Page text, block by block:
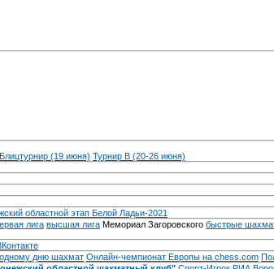
Блицтурнир (19 июня) Турнир B (20-26 июня)
областной этап Белой Ладьи-2021
лига высшая лига Мемориал Загоровского быстрые
дню шахмат Онлайн-чемпионат Европы на chess.com